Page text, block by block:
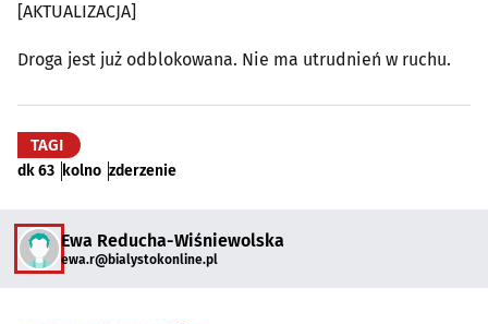
[AKTUALIZACJA]
Droga jest już odblokowana. Nie ma utrudnień w ruchu.
TAGI
dk 63 kolno zderzenie
Ewa Reducha-Wiśniewolska
ewa.r@bialystokonline.pl